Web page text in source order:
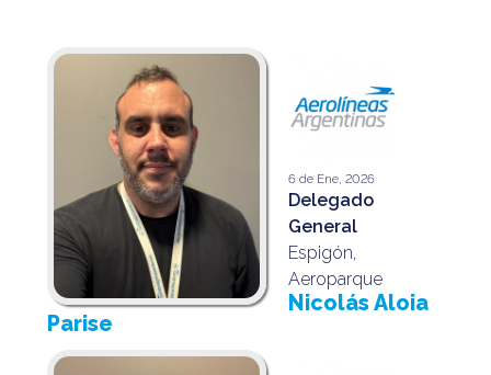
6 de Ene, 2026
Delegado
General
Espigón,
Aeroparque
Nicolás Aloia
Parise